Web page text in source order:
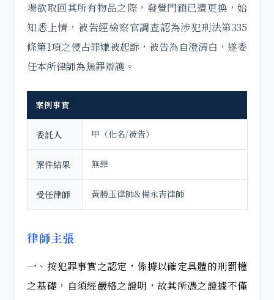
場欲取回其所有物品之際，發覺門鎖已遭更換，始
知悉上情，被告經檢察官調查認為涉犯刑法第335
條第1項之侵占罪嫌被起訴，被告為自澄清白，遂委
任本所律師為無罪辯護。
案例事實
委託人 甲（化名/被告）
案件結果 無罪
受任律師 黃勝玉律師&楊永吉律師
律師主張
一、按犯罪事實之認定，係據以確定具體的刑罰權
之基礎，自須經嚴格之證明，故其所憑之證據不僅